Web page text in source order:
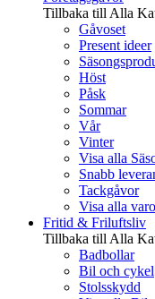
Tillbaka till Alla
Gåvoset
Present ideer
Höst
Påsk
Sommar
Vår
Vinter
Visa alla
Snabb
Tackgåvor
Visa alla
Fritid & Friluftsliv
Tillbaka till Alla
Badbollar
Bil och cykel
Stolsskydd